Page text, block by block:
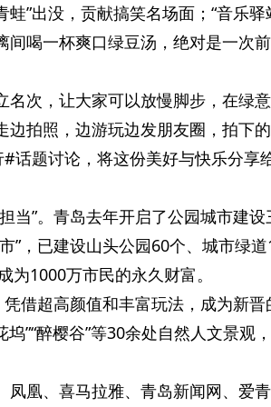
”出没，贡献搞笑名场面；“音乐驿
喝一杯爽口绿豆汤，绝对是一次
次，让大家可以放慢脚步，在绿
拍照，边游玩边发朋友圈，拍下
话题讨论，将这份美好与快乐分享
当”。青岛去年开启了公园城市建设
”，已建设山头公园60个、城市绿
1000万市民的永久财富。
借超高颜值和丰富玩法，成为新晋
”“醉樱谷”等30余处自然人文景观
凤凰、喜马拉雅、青岛新闻网、爱